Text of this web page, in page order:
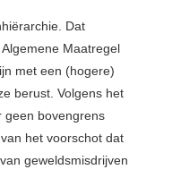
Dat
Maatregel
met een (hogere)
berust. Volgens het
geen bovengrens
het voorschot dat
geweldsmisdrijven